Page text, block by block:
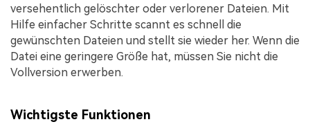
versehentlich gelöschter oder verlorener Dateien. Mit
Hilfe einfacher Schritte scannt es schnell die
gewünschten Dateien und stellt sie wieder her. Wenn die
Datei eine geringere Größe hat, müssen Sie nicht die
Vollversion erwerben.
Wichtigste Funktionen